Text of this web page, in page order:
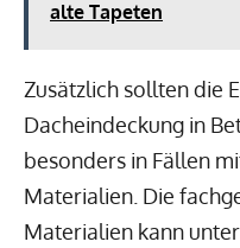
alte Tapeten
Zusätzlich sollten die
Dacheindeckung in
besonders in Fällen
Materialien. Die
Materialien kann